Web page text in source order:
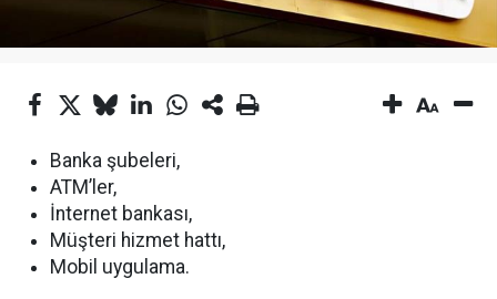
Banka şubeleri,
ATM’ler,
İnternet bankası,
Müşteri hizmet hattı,
Mobil uygulama.